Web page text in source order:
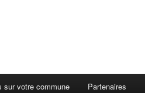
sur votre commune Partenaires